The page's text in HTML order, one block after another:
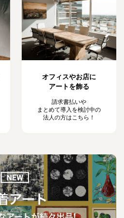
オフィスやお店に
アートを飾る
請求書払いや
まとめて導入を検討中の
法人の方はこちら！